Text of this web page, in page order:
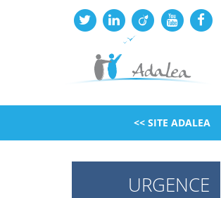
<< SITE ADALEA
URGENCE